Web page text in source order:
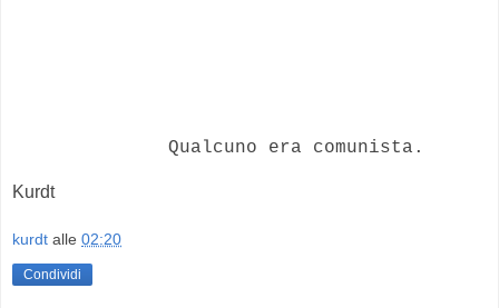
Qualcuno era comunista.
Kurdt
kurdt alle 02:20
Condividi